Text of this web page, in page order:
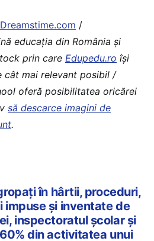
/
educaţia din România şi
prin care Edupedu.ro îşi
cât mai relevant posibil /
oferă posibilitatea oricărei
să descarce imagini de
.
în hârtii, proceduri,
impuse și inventate de
inspectoratul școlar și
din activitatea unui